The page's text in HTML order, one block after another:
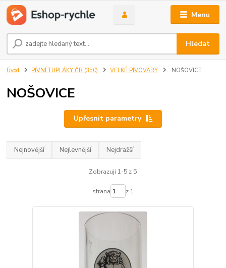
Menu
Hledat
Úvod PIVNÍ TUPLÁKY ČR (350) VELKÉ PIVOVARY NOŠOVICE
NOŠOVICE
Upřesnit parametry
Nejnovější Nejlevnější Nejdražší
Zobrazuji 1-5 z 5
strana z 1